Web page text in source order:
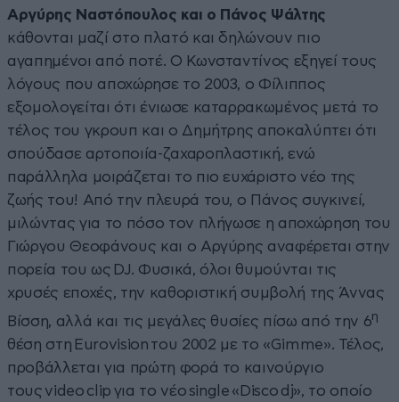
Αργύρης Ναστόπουλος και ο Πάνος Ψάλτης
κάθονται μαζί στο πλατό και δηλώνουν πιο
αγαπημένοι από ποτέ. Ο Κωνσταντίνος εξηγεί τους
λόγους που αποχώρησε το 2003, ο Φίλιππος
εξομολογείται ότι ένιωσε καταρρακωμένος μετά το
τέλος του γκρουπ και ο Δημήτρης αποκαλύπτει ότι
σπούδασε αρτοποιία-ζαχαροπλαστική, ενώ
παράλληλα μοιράζεται το πιο ευχάριστο νέο της
ζωής του! Από την πλευρά του, ο Πάνος συγκινεί,
μιλώντας για το πόσο τον πλήγωσε η αποχώρηση του
Γιώργου Θεοφάνους και ο Αργύρης αναφέρεται στην
πορεία του ως DJ. Φυσικά, όλοι θυμούνται τις
χρυσές εποχές, την καθοριστική συμβολή της Άννας
Βίσση, αλλά και τις μεγάλες θυσίες πίσω από την 6η
θέση στη Eurovision του 2002 με το «Gimme». Τέλος,
προβάλλεται για πρώτη φορά το καινούργιο
τους video clip για το νέο single «Disco dj», το οποίο